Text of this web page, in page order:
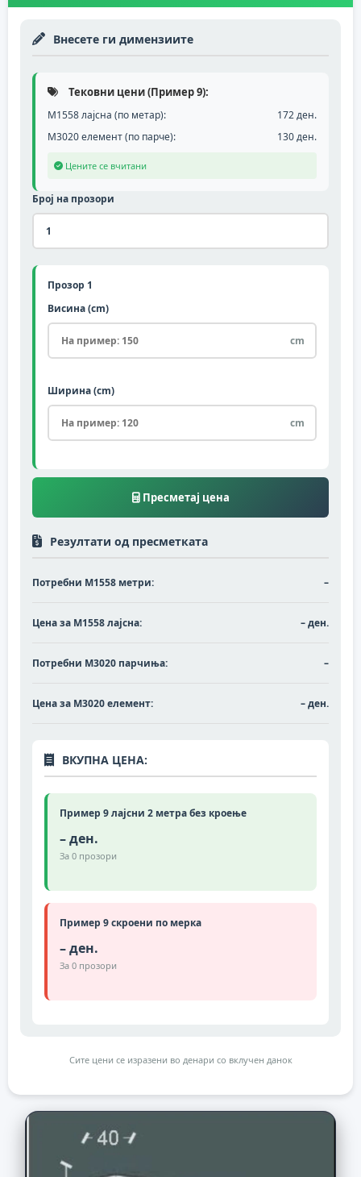
Внесете ги димензиите
Тековни цени (Пример 9):
М1558 лајсна (по метар):
172 ден.
M3020 елемент (по парче):
130 ден.
Цените се вчитани
Број на прозори
Прозор 1
Висина (cm)
cm
Ширина (cm)
cm
Пресметај цена
Резултати од пресметката
Потребни М1558 метри: –
Цена за М1558 лајсна: – ден.
Потребни M3020 парчиња: –
Цена за M3020 елемент: – ден.
ВКУПНА ЦЕНА:
Пример 9 лајсни 2 метра без кроење
– ден.
За 0 прозори
Пример 9 скроени по мерка
– ден.
За 0 прозори
Сите цени се изразени во денари со вклучен данок